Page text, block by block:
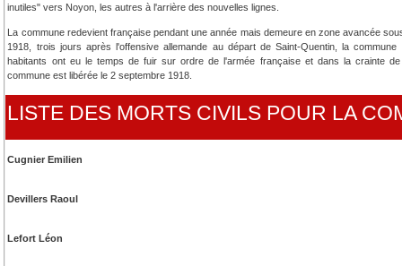
inutiles" vers Noyon, les autres à l'arrière des nouvelles lignes.
La commune redevient française pendant une année mais demeure en zone avancée
1918, trois jours après l'offensive allemande au départ de Saint-Quentin, la
habitants ont eu le temps de fuir sur ordre de l'armée française et dans la crainte
commune est libérée le 2 septembre 1918.
LISTE DES MORTS CIVILS POUR LA
Cugnier Emilien
Devillers Raoul
Lefort Léon